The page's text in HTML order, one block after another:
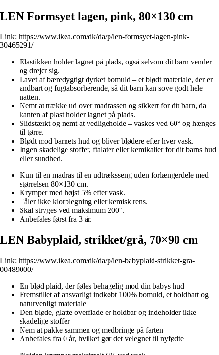
LEN Formsyet lagen, pink, 80×130 cm
Link: https://www.ikea.com/dk/da/p/len-formsyet-lagen-pink-
30465291/
Elastikken holder lagnet på plads, også selvom dit barn vender
og drejer sig.
Lavet af bæredygtigt dyrket bomuld – et blødt materiale, der er
åndbart og fugtabsorberende, så dit barn kan sove godt hele
natten.
Nemt at trække ud over madrassen og sikkert for dit barn, da
kanten af plast holder lagnet på plads.
Slidstærkt og nemt at vedligeholde – vaskes ved 60° og hænges
til tørre.
Blødt mod barnets hud og bliver blødere efter hver vask.
Ingen skadelige stoffer, ftalater eller kemikalier for dit barns hud
eller sundhed.
Kun til en madras til en udtræksseng uden forlængerdele med
størrelsen 80×130 cm.
Krymper med højst 5% efter vask.
Tåler ikke klorblegning eller kemisk rens.
Skal stryges ved maksimum 200°.
Anbefales først fra 3 år.
LEN Babyplaid, strikket/grå, 70×90 cm
Link: https://www.ikea.com/dk/da/p/len-babyplaid-strikket-gra-
00489000/
En blød plaid, der føles behagelig mod din babys hud
Fremstillet af ansvarligt indkøbt 100% bomuld, et holdbart og
naturvenligt materiale
Den bløde, glatte overflade er holdbar og indeholder ikke
skadelige stoffer
Nem at pakke sammen og medbringe på farten
Anbefales fra 0 år, hvilket gør det velegnet til nyfødte